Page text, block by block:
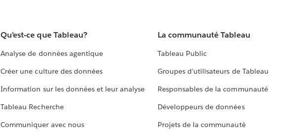
Qu’est-ce que Tableau?
Analyse de données agentique
Créer une culture des données
Information sur les données et leur analyse
Tableau Recherche
Communiquer avec nous
La communauté Tableau
Tableau Public
Groupes d’utilisateurs de Tableau
Responsables de la communauté
Développeurs de données
Projets de la communauté